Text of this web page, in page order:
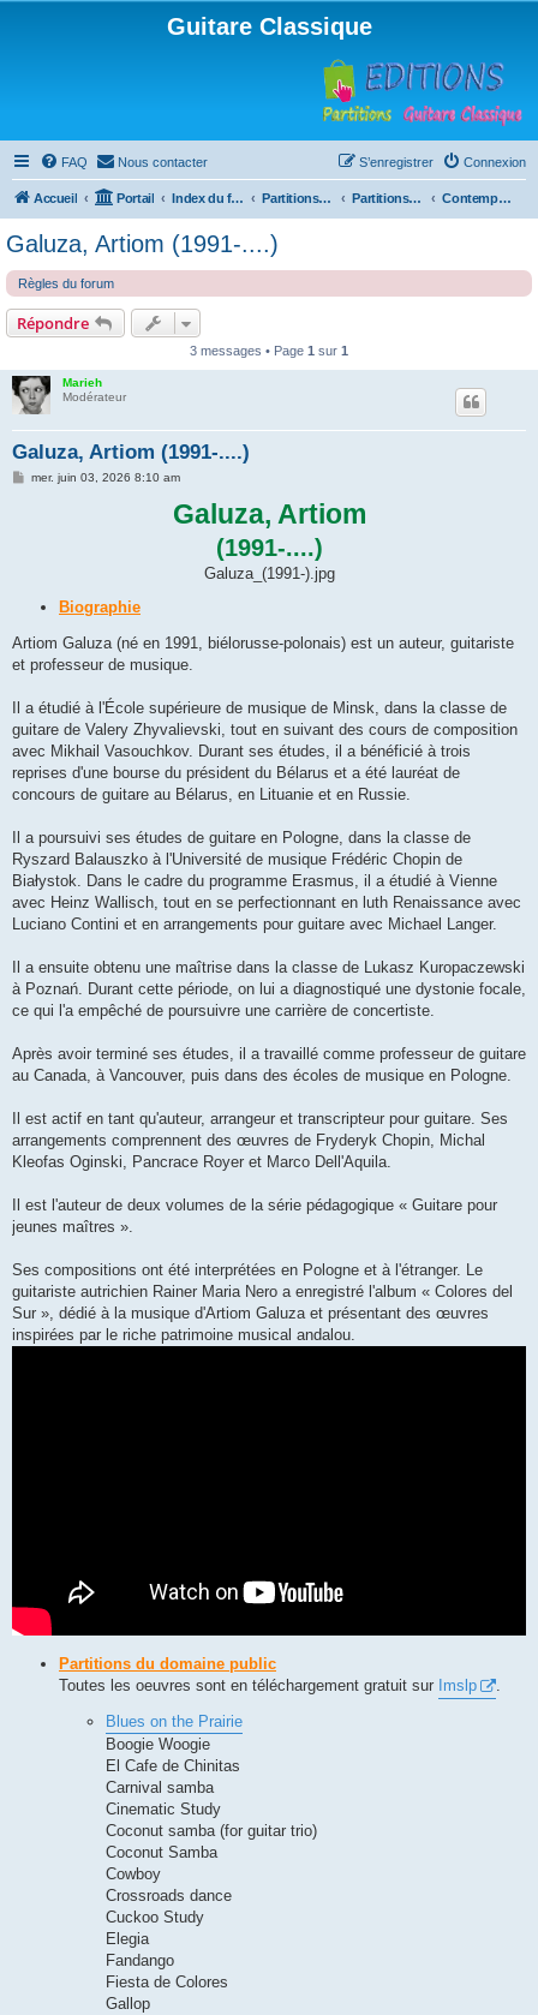
Guitare Classique
FAQ Nous contacter Connexion
S’enregistrer
Accueil Portail Index du forum Partitions pour guitare en libre téléchargement Partitions classées par compositeur Contemporain
Galuza, Artiom (1991-....)
Règles du forum
Répondre
3 messages • Page 1 sur 1
Marieh
Modérateur
Galuza, Artiom (1991-....)
Mmer. juin 03, 2026 8:10 am
Galuza, Artiom
(1991-....)
Galuza_(1991-).jpg
Biographie
Artiom Galuza (né en 1991, biélorusse-polonais) est un auteur, guitariste
et professeur de musique.
Il a étudié à l'École supérieure de musique de Minsk, dans la classe de
guitare de Valery Zhyvalievski, tout en suivant des cours de composition
avec Mikhail Vasouchkov. Durant ses études, il a bénéficié à trois
reprises d'une bourse du président du Bélarus et a été lauréat de
concours de guitare au Bélarus, en Lituanie et en Russie.
Il a poursuivi ses études de guitare en Pologne, dans la classe de
Ryszard Balauszko à l'Université de musique Frédéric Chopin de
Białystok. Dans le cadre du programme Erasmus, il a étudié à Vienne
avec Heinz Wallisch, tout en se perfectionnant en luth Renaissance avec
Luciano Contini et en arrangements pour guitare avec Michael Langer.
Il a ensuite obtenu une maîtrise dans la classe de Lukasz Kuropaczewski
à Poznań. Durant cette période, on lui a diagnostiqué une dystonie focale,
ce qui l'a empêché de poursuivre une carrière de concertiste.
Après avoir terminé ses études, il a travaillé comme professeur de guitare
au Canada, à Vancouver, puis dans des écoles de musique en Pologne.
Il est actif en tant qu'auteur, arrangeur et transcripteur pour guitare. Ses
arrangements comprennent des œuvres de Fryderyk Chopin, Michal
Kleofas Oginski, Pancrace Royer et Marco Dell'Aquila.
Il est l'auteur de deux volumes de la série pédagogique « Guitare pour
jeunes maîtres ».
Ses compositions ont été interprétées en Pologne et à l'étranger. Le
guitariste autrichien Rainer Maria Nero a enregistré l'album « Colores del
Sur », dédié à la musique d'Artiom Galuza et présentant des œuvres
inspirées par le riche patrimoine musical andalou.
Partitions du domaine public
Toutes les oeuvres sont en téléchargement gratuit sur Imslp
.
Blues on the Prairie
Boogie Woogie
El Cafe de Chinitas
Carnival samba
Cinematic Study
Coconut samba (for guitar trio)
Coconut Samba
Cowboy
Crossroads dance
Cuckoo Study
Elegia
Fandango
Fiesta de Colores
Gallop